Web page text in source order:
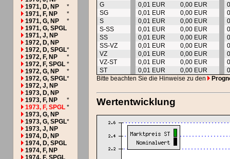
1971, D, NP
*
1971, F, NP
*
1971, G, NP
*
1971, G, SPGL
1971, J, NP
1972, D, NP
1972, D, SPGL*
1972, F, NP
*
1972, F, SPGL *
1972, G, NP
*
1972, G, SPGL*
1972, J, NP
1973, D, NP
1973, F, NP
*
1973, F, SPGL *
1973, G, NP
1973, G, SPGL*
1973, J, NP
1974, D, NP
1974, D, SPGL
1974, F, NP
G
0,01 EUR 0,00 EUR
SG
0,01 EUR 0,00 EUR
S
0,01 EUR 0,00 EUR
S-SS
0,01 EUR 0,00 EUR
SS
0,01 EUR 0,00 EUR
SS-VZ
0,01 EUR 0,00 EUR
VZ
0,01 EUR 0,00 EUR
VZ-ST
0,01 EUR 0,00 EUR
ST
0,01 EUR 0,00 EUR
Bitte beachten Sie die Hinweise zu den
Wertentwicklung